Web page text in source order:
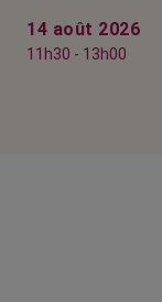
14 août 2026
11h30 - 13h00